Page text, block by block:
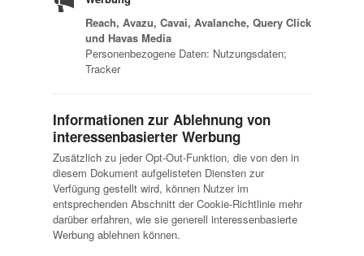
Reach, Avazu, Cavai, Avalanche, Query Click
und Havas Media
Personenbezogene Daten: Nutzungsdaten;
Tracker
Informationen zur Ablehnung von
interessenbasierter Werbung
Zusätzlich zu jeder Opt-Out-Funktion, die von den in
diesem Dokument aufgelisteten Diensten zur
Verfügung gestellt wird, können Nutzer im
entsprechenden Abschnitt der Cookie-Richtlinie mehr
darüber erfahren, wie sie generell interessenbasierte
Werbung ablehnen können.